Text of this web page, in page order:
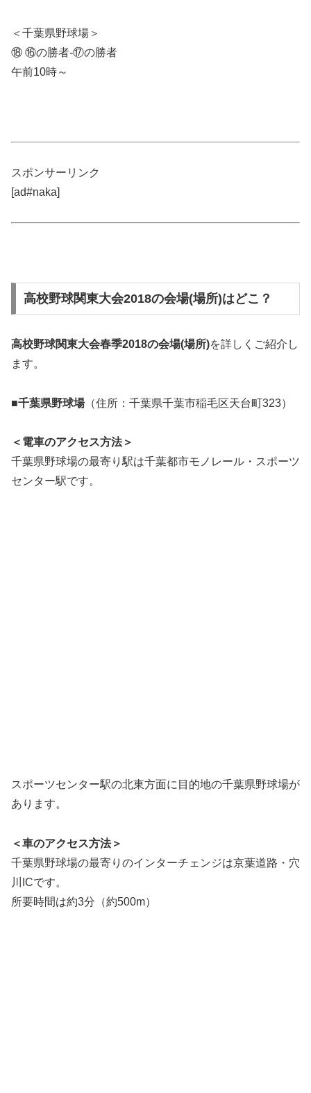
＜千葉県野球場＞
⑱ ⑯の勝者-⑰の勝者
午前10時～
スポンサーリンク
[ad#naka]
高校野球関東大会2018の会場(場所)はどこ？
高校野球関東大会春季2018の会場(場所)を詳しくご紹介し
ます。
■千葉県野球場（住所：千葉県千葉市稲毛区天台町323）
＜電車のアクセス方法＞
千葉県野球場の最寄り駅は千葉都市モノレール・スポーツ
センター駅です。
スポーツセンター駅の北東方面に目的地の千葉県野球場が
あります。
＜車のアクセス方法＞
千葉県野球場の最寄りのインターチェンジは京葉道路・穴
川ICです。
所要時間は約3分（約500m）